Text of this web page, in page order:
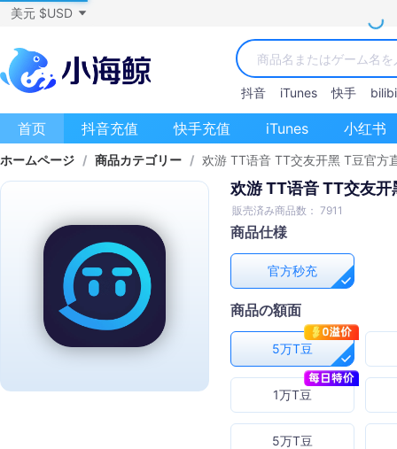
美元 $USD
抖音 iTunes 快手
首页 抖音充值 快手充值 iTunes 小红书
ホームページ / 商品カテゴリー / 欢游 TT语音 TT交友开黑 T豆官方
欢游 TT语音 TT交友
販売済み商品数： 7911
商品仕様
官方秒充
商品の額面
5万T豆
1万T豆
5万T豆